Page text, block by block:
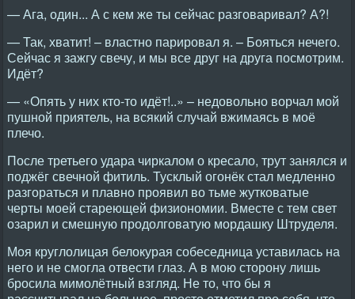
— Ага, один... А с кем же ты сейчас разговаривал? А?!
— Так, хватит! – властно парировал я. – Бояться нечего.
Сейчас я зажгу свечу, и мы все друг на друга посмотрим.
Идёт?
— «Опять у них кто-то идёт!..» – недовольно ворчал мой
пушной приятель, на всякий случай вжимаясь в моё
плечо.
После третьего удара чиркалом о кресало, трут занялся и
поджёг свечной фитиль. Тусклый огонёк стал медленно
разгораться и плавно проявил во тьме жутковатые
черты моей стареющей физиономии. Вместе с тем свет
озарил и смешную продолговатую мордашку Штруделя.
Моя круглолицая белокурая собеседница уставилась на
него и не смогла отвести глаз. А в мою сторону лишь
бросила мимолётный взгляд. Не то, что бы я